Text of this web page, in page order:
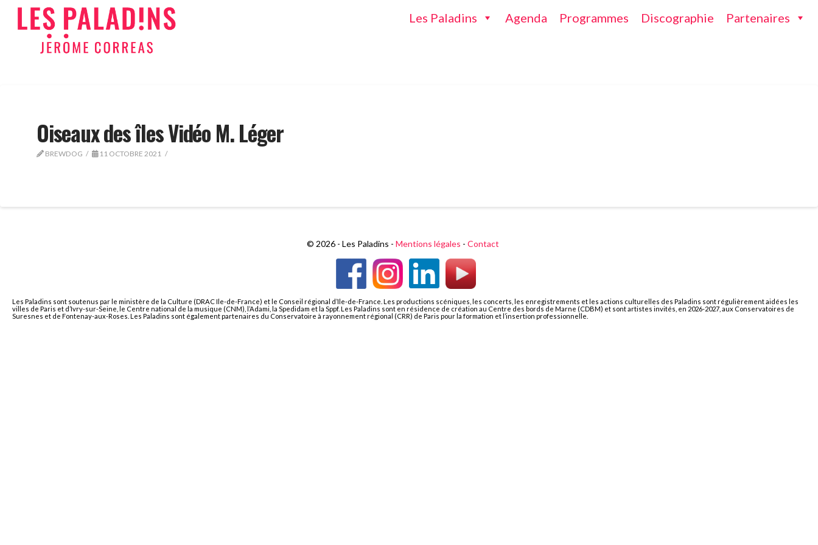
Les Paladins Agenda Programmes Discographie Partenaires
Oiseaux des îles Vidéo M. Léger
BREWDOG 11 OCTOBRE 2021
© 2026 - Les Paladins - Mentions légales - Contact
Les Paladins sont soutenus par le ministère de la Culture (DRAC Ile-de-France) et le Conseil régional d’Ile-de-France. Les productions scéniques, les concerts, les enregistrements et les actions culturelles des Paladins sont régulièrement aidées les
villes de Paris et d’Ivry-sur-Seine, le Centre national de la musique (CNM), l’Adami, la Spedidam et la Sppf. Les Paladins sont en résidence de création au Centre des bords de Marne (CDBM) et sont artistes invités, en 2026-2027, aux Conservatoires de
Suresnes et de Fontenay-aux-Roses. Les Paladins sont également partenaires du Conservatoire à rayonnement régional (CRR) de Paris pour la formation et l’insertion professionnelle.